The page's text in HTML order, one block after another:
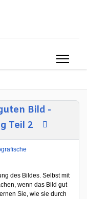
Bild -
Teil 2
des Bildes. Selbst mit
wenn das Bild gut
Sie, wie sie durch